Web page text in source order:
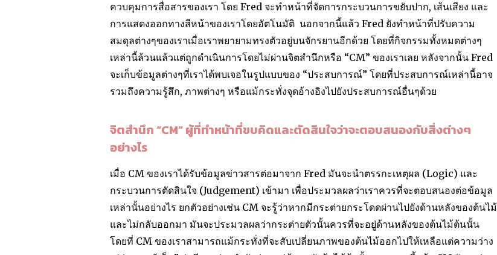
ควบคุมการสื่อสารของเรา โดย Fred จะทำหน้าที่จัดการกระบวนการขยับปาก, เส้นเสียง และ
การแสดงออกทางสีหน้าของเราโดยอัตโนมัติ นอกจากนี้แล้ว Fred ยังทำหน้าที่ปรับความ
สมดุลต่างๆของเราเมื่อเราพยายามทรงตัวอยู่บนจักรยานอีกด้วย โดยที่กิจกรรมทั้งหมดต่างๆ
เหล่านี้ล้วนแล้วแต่ถูกดำเนินการโดยไม่ผ่านจิตสำนึกหรือ “CM” ของเราเลย หลังจากนั้น Fred
จะเก็บข้อมูลต่างๆที่เราได้พบเจอในรูปแบบของ “ประสบการณ์” โดยที่ประสบการณ์เหล่านี้อาจ
รวมถึงความรู้สึก, ภาพต่างๆ หรือแม้กระทั่งจุดอ้างอิงไปยังประสบการณ์อื่นๆด้วย
จิตสำนึก “CM” ผู้ที่ทำหน้าที่ขบคิดและตัดสินใจว่าจะตอบสนองกับสิ่งต่างๆ
อย่างไร
เมื่อ CM ของเราได้รับข้อมูลข่าวสารต่อมาจาก Fred มันจะนำตรรกะเหตุผล (Logic) และ
กระบวนการตัดสินใจ (Judgement) เข้ามา เพื่อประมวลผลว่าเราควรที่จะตอบสนองต่อข้อมูล
เหล่านั้นอย่างไร ยกตัวอย่างเช่น CM จะรู้ว่าหากมีกระต่ายกระโดดผ่านไปยังด้านหลังของต้นไม้
และไม่กลับออกมา มันจะประมวลผลว่ากระต่ายตัวนั้นควรที่จะอยู่ด้านหลังของต้นไม้ต้นนั้น
โดยที่ CM ของเราสามารถแม้กระทั่งที่จะสับเปลี่ยนภาพของต้นไม้ออกไปให้เหลือแต่ความว่าง